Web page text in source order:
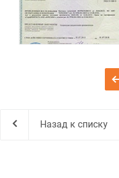
Назад к списку